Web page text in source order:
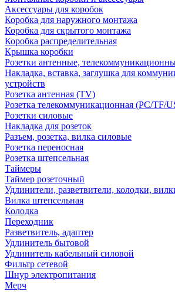
Аксессуары для коробок
Коробка для наружного монтажа
Коробка для скрытого монтажа
Коробка распределительная
Крышка коробки
Розетки антенные,
Накладка, вставка, заглушка для
устройств
Розетка антенная (TV)
Розетка телекоммуникационная (PC/TF/
Розетки силовые
Накладка для розеток
Разъем, розетка, вилка силовые
Розетка переносная
Розетка штепсельная
Таймеры
Таймер розеточный
Удлинители, разветвители, колодки,
Вилка штепсельная
Колодка
Переходник
Разветвитель, адаптер
Удлинитель бытовой
Удлинитель кабельный силовой
Фильтр сетевой
Шнур электропитания
Мерч